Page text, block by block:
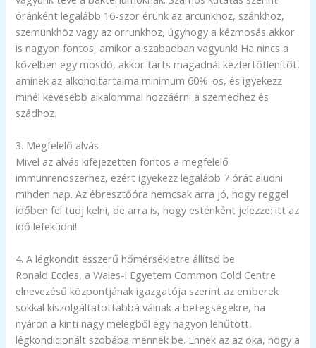
óránként legalább 16-szor érünk az arcunkhoz, szánkhoz,
szemünkhöz vagy az orrunkhoz, úgyhogy a kézmosás akkor
is nagyon fontos, amikor a szabadban vagyunk! Ha nincs a
közelben egy mosdó, akkor tarts magadnál kézfertőtlenítőt,
aminek az alkoholtartalma minimum 60%-os, és igyekezz
minél kevesebb alkalommal hozzáérni a szemedhez és
szádhoz.
3. Megfelelő alvás
Mivel az alvás kifejezetten fontos a megfelelő
immunrendszerhez, ezért igyekezz legalább 7 órát aludni
minden nap. Az ébresztőóra nemcsak arra jó, hogy reggel
időben fel tudj kelni, de arra is, hogy esténként jelezze: itt az
idő lefeküdni!
4. A légkondit ésszerű hőmérsékletre állítsd be
Ronald Eccles, a Wales-i Egyetem Common Cold Centre
elnevezésű központjának igazgatója szerint az emberek
sokkal kiszolgáltatottabbá válnak a betegségekre, ha
nyáron a kinti nagy melegből egy nagyon lehűtött,
légkondicionált szobába mennek be. Ennek az az oka, hogy a